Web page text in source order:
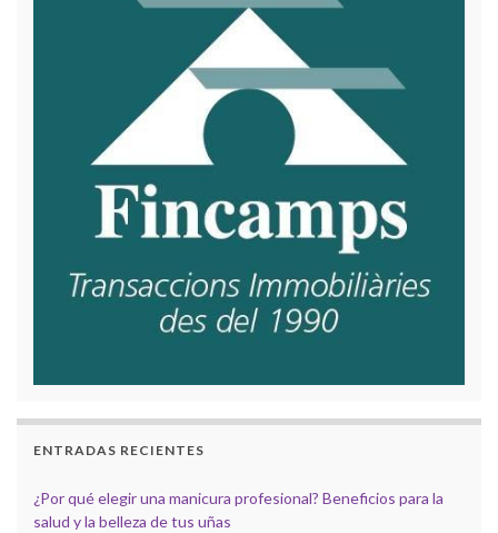
ENTRADAS RECIENTES
¿Por qué elegir una manicura profesional? Beneficios para la
salud y la belleza de tus uñas